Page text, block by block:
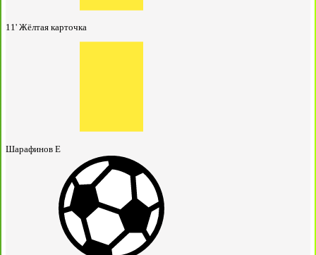
11' Жёлтая карточка
Шарафинов Е